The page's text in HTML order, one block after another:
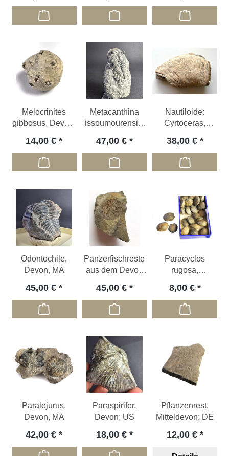
Melocrinites
gibbosus, Devon,
14,00 €
Metacanthina
issoumourensis,
47,00 €
Nautiloide:
Cyrtoceras,
38,00 €
Odontochile,
Devon, MA
45,00 €
Panzerfischreste
aus dem Devon
45,00 €
Paracyclos
rugosa,
8,00 €
Paralejurus,
Devon, MA
42,00 €
Paraspirifer,
Devon; US
18,00 €
Pflanzenrest,
Mitteldevon; DE
12,00 €